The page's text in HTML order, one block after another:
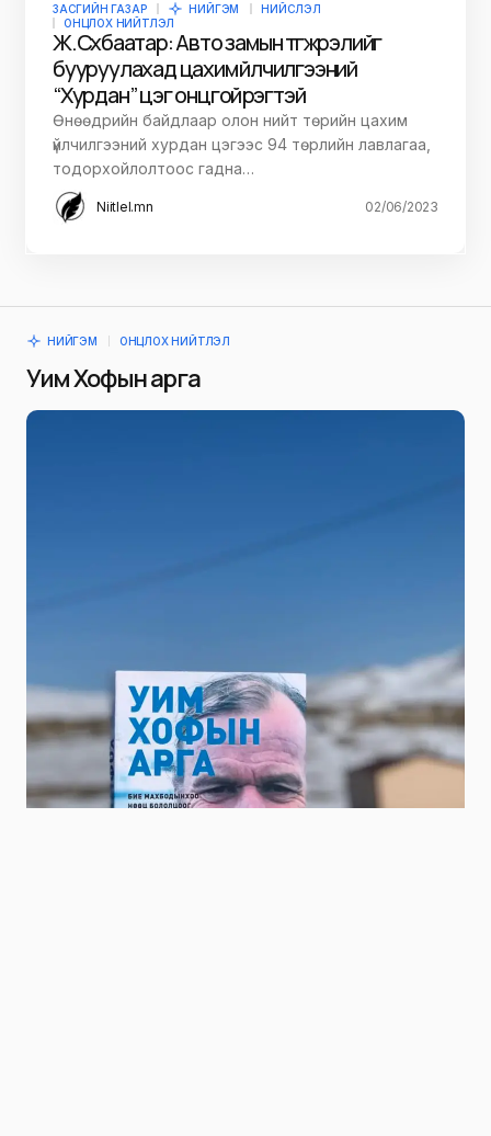
ЗАСГИЙН ГАЗАР НИЙГЭМ
НИЙСЛЭЛ
ОНЦЛОХ НИЙТЛЭЛ
Ж.Сүхбаатар: Авто замын түгжрэлийг
бууруулахад цахим үйлчилгээний
“Хурдан” цэг онцгой үүрэгтэй
Өнөөдрийн байдлаар олон нийт төрийн цахим
үйлчилгээний хурдан цэгээс 94 төрлийн лавлагаа,
тодорхойлолтоос гадна…
Niitlel.mn 02/06/2023
НИЙГЭМ ОНЦЛОХ НИЙТЛЭЛ
Уим Хофын арга